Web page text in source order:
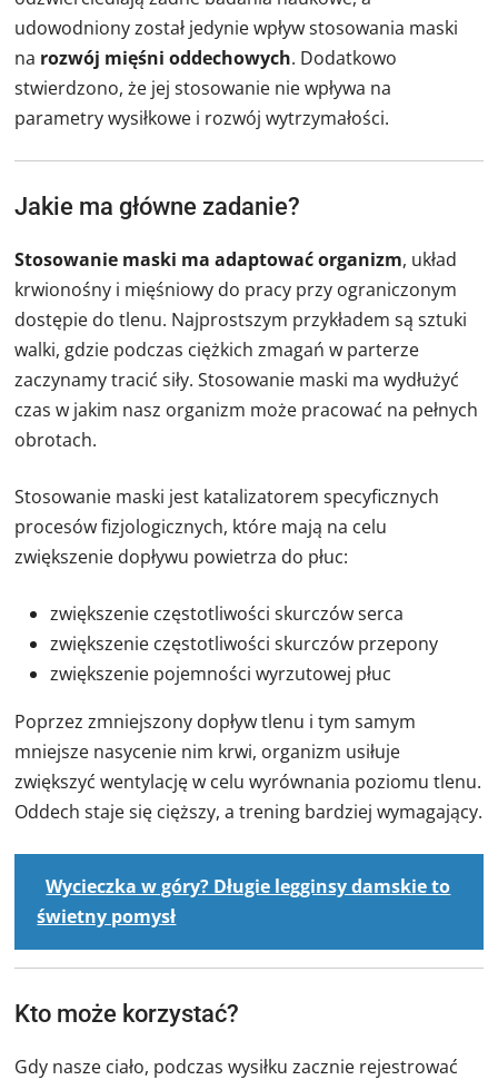
udowodniony został jedynie wpływ stosowania maski
na rozwój mięśni oddechowych. Dodatkowo
stwierdzono, że jej stosowanie nie wpływa na
parametry wysiłkowe i rozwój wytrzymałości.
Jakie ma główne zadanie?
Stosowanie maski ma adaptować organizm, układ
krwionośny i mięśniowy do pracy przy ograniczonym
dostępie do tlenu. Najprostszym przykładem są sztuki
walki, gdzie podczas ciężkich zmagań w parterze
zaczynamy tracić siły. Stosowanie maski ma wydłużyć
czas w jakim nasz organizm może pracować na pełnych
obrotach.
Stosowanie maski jest katalizatorem specyficznych
procesów fizjologicznych, które mają na celu
zwiększenie dopływu powietrza do płuc:
zwiększenie częstotliwości skurczów serca
zwiększenie częstotliwości skurczów przepony
zwiększenie pojemności wyrzutowej płuc
Poprzez zmniejszony dopływ tlenu i tym samym
mniejsze nasycenie nim krwi, organizm usiłuje
zwiększyć wentylację w celu wyrównania poziomu tlenu.
Oddech staje się cięższy, a trening bardziej wymagający.
Wycieczka w góry? Długie legginsy damskie to
świetny pomysł
Kto może korzystać?
Gdy nasze ciało, podczas wysiłku zacznie rejestrować